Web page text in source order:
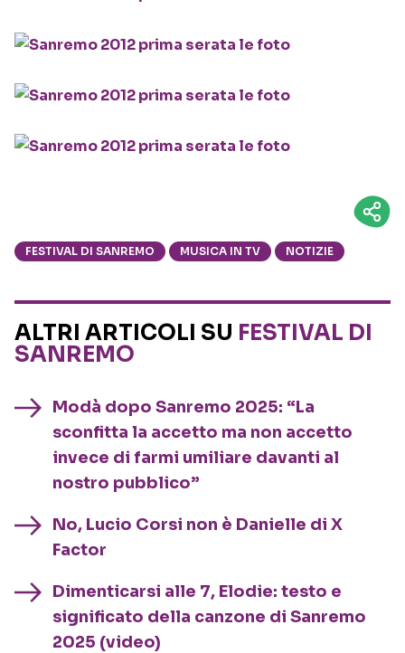
FESTIVAL DI SANREMO MUSICA IN TV NOTIZIE
ALTRI ARTICOLI SU FESTIVAL DI
SANREMO
Modà dopo Sanremo 2025: “La
sconfitta la accetto ma non accetto
invece di farmi umiliare davanti al
nostro pubblico”
No, Lucio Corsi non è Danielle di X
Factor
Dimenticarsi alle 7, Elodie: testo e
significato della canzone di Sanremo
2025 (video)